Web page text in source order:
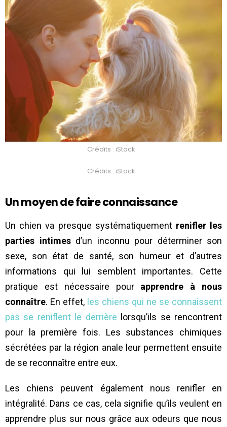
Crédits : iStock
Crédits : iStock
Un moyen de faire connaissance
Un chien va presque systématiquement renifler les
parties intimesd’un inconnu pour déterminer son
sexe, son état de santé, son humeur et d’autres
informations qui lui semblent importantes. Cette
pratique est nécessaire pour apprendre à nous
connaître. En effet, les chiens qui ne se connaissent
pas se reniflent le derrière lorsqu’ils se rencontrent
pour la première fois. Les substances chimiques
sécrétées par la région anale leur permettent ensuite
de se reconnaître entre eux.
Les chiens peuvent également nous renifler en
intégralité. Dans ce cas, cela signifie qu’ils veulent en
apprendre plus sur nous grâce aux odeurs que nous